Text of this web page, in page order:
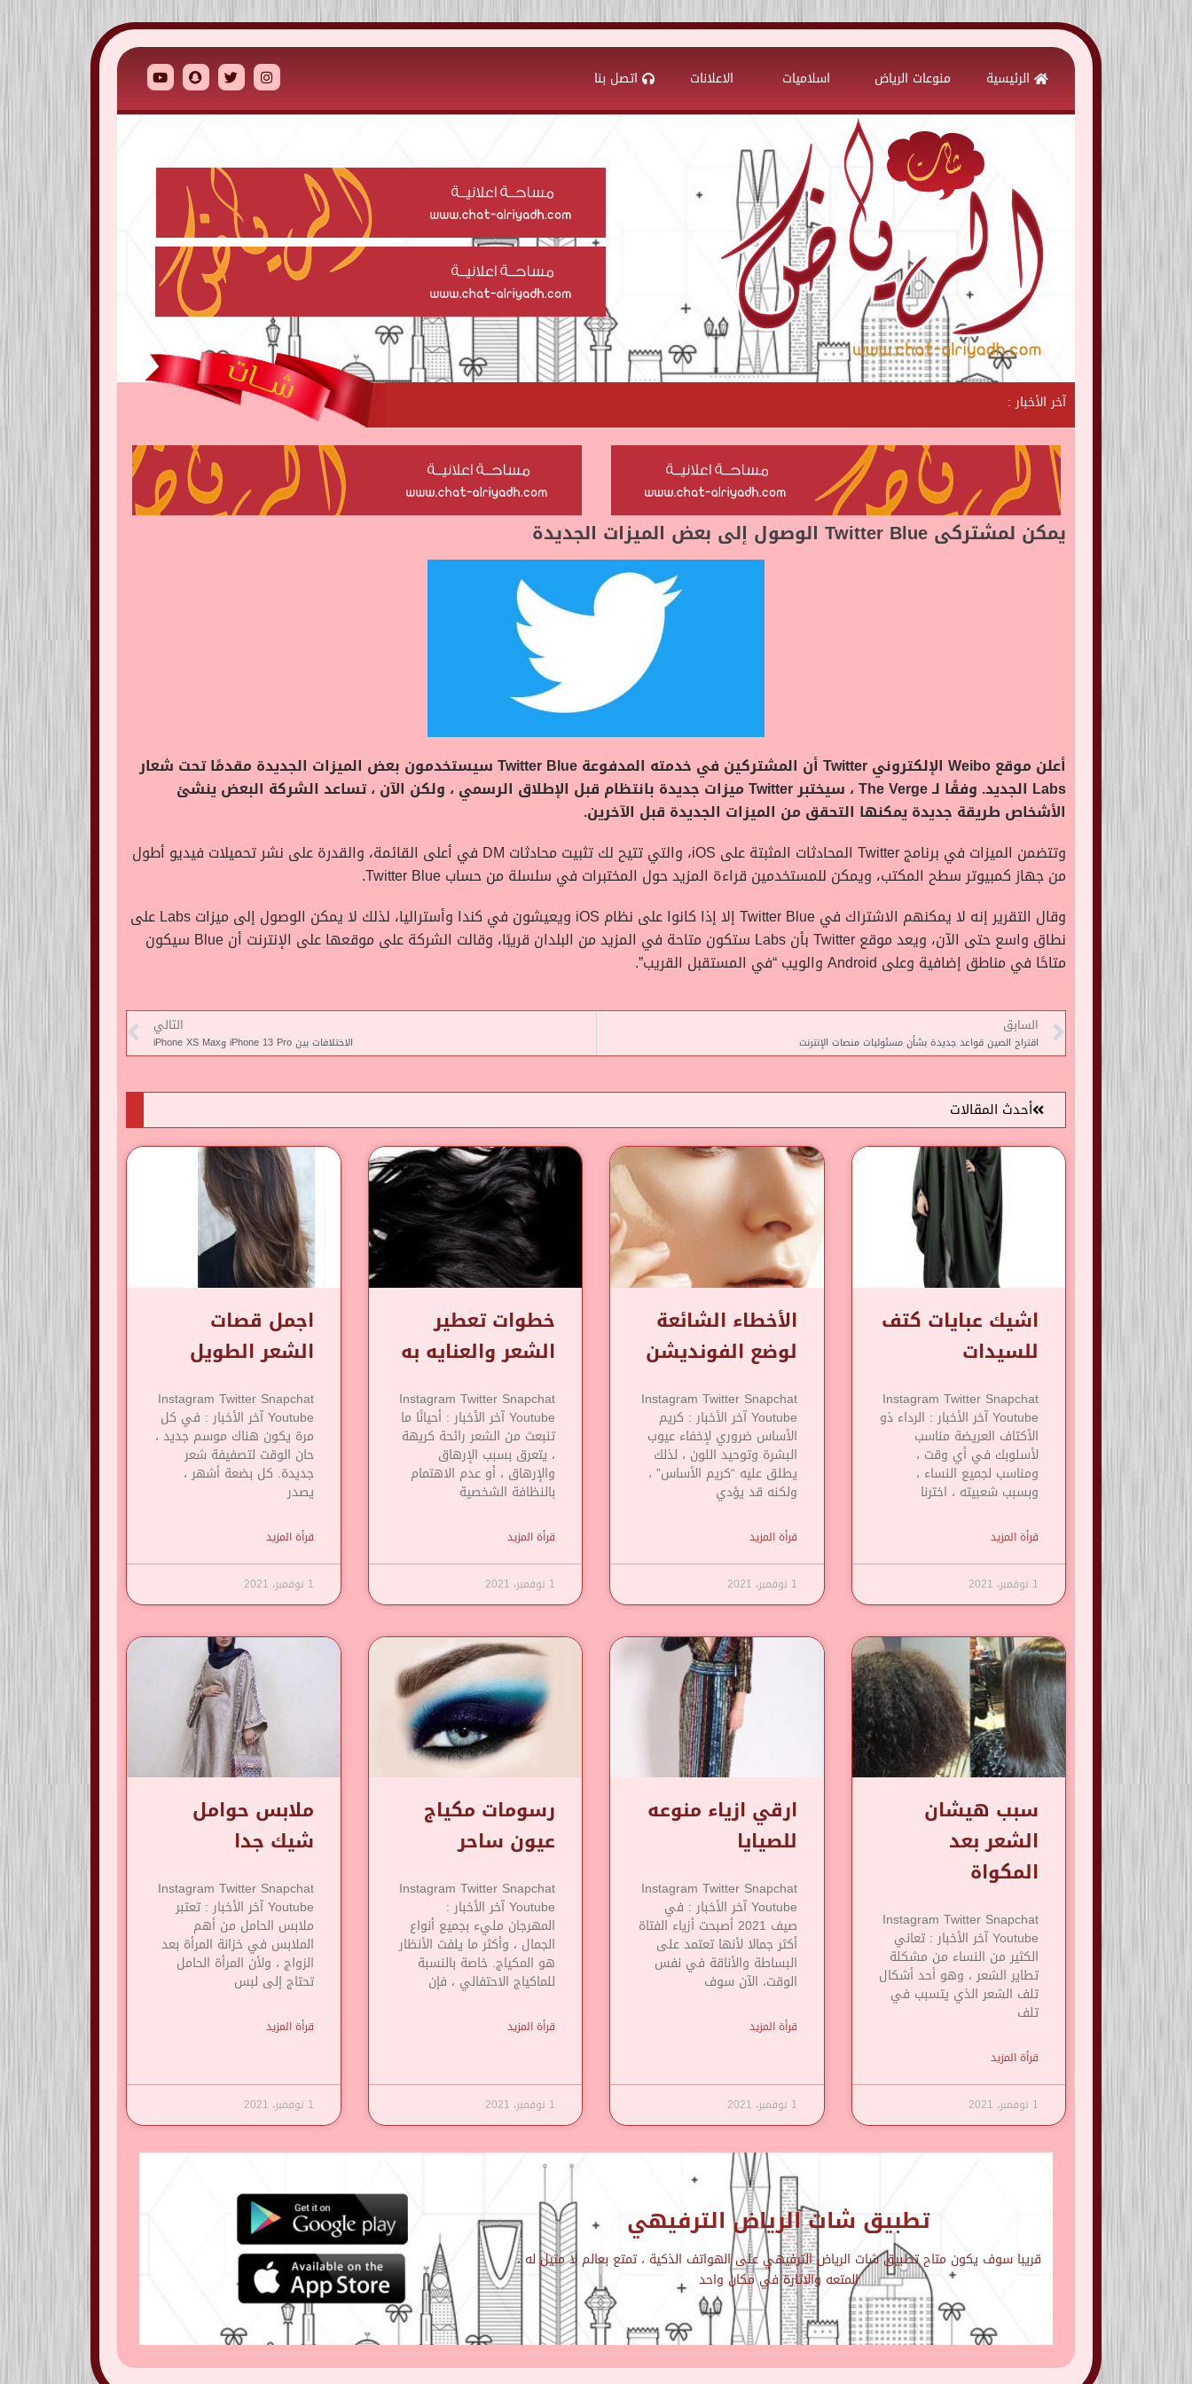
الرئيسية منوعات الرياض اسلاميات الاعلانات اتصل بنا
آخر الأخبار :
يمكن لمشتركى Twitter Blue الوصول إلى بعض الميزات الجديدة
أعلن موقع Weibo الإلكتروني Twitter أن المشتركين في خدمته المدفوعة Twitter Blue سيستخدمون بعض الميزات الجديدة مقدمًا تحت شعار
Labs الجديد. وفقًا لـ The Verge ، سيختبر Twitter ميزات جديدة بانتظام قبل الإطلاق الرسمي ، ولكن الآن ، تساعد الشركة البعض ينشئ
الأشخاص طريقة جديدة يمكنها التحقق من الميزات الجديدة قبل الآخرين.
وتتضمن الميزات في برنامج Twitter المحادثات المثبتة على iOS، والتي تتيح لك تثبيت محادثات DM في أعلى القائمة، والقدرة على نشر تحميلات فيديو أطول
من جهاز كمبيوتر سطح المكتب، ويمكن للمستخدمين قراءة المزيد حول المختبرات في سلسلة من حساب Twitter Blue.
وقال التقرير إنه لا يمكنهم الاشتراك في Twitter Blue إلا إذا كانوا على نظام iOS ويعيشون في كندا وأستراليا، لذلك لا يمكن الوصول إلى ميزات Labs على
نطاق واسع حتى الآن، ويعد موقع Twitter بأن Labs ستكون متاحة في المزيد من البلدان قريبًا، وقالت الشركة على موقعها على الإنترنت أن Blue سيكون
متاحًا في مناطق إضافية وعلى Android والويب “في المستقبل القريب”.
السابق
اقتراح الصين قواعد جديدة بشأن مسئوليات منصات الإنترنت
التالي
الاختلافات بين iPhone 13 Pro وiPhone XS Max
أحدث المقالات
اشيك عبايات كتف
للسيدات
Instagram Twitter Snapchat
Youtube آخر الأخبار : الرداء ذو
​​الأكتاف العريضة مناسب
لأسلوبك في أي وقت ،
ومناسب لجميع النساء ،
وبسبب شعبيته ، اخترنا
قرأة المزيد
1 نوفمبر، 2021
الأخطاء الشائعة
لوضع الفونديشن
Instagram Twitter Snapchat
Youtube آخر الأخبار : كريم
الأساس ضروري لإخفاء عيوب
البشرة وتوحيد اللون ، لذلك
يطلق عليه “كريم الأساس” ،
ولكنه قد يؤدي
قرأة المزيد
1 نوفمبر، 2021
خطوات تعطير
الشعر والعنايه به
Instagram Twitter Snapchat
Youtube آخر الأخبار : أحيانًا ما
تنبعث من الشعر رائحة كريهة
، يتعرق بسبب الإرهاق
والإرهاق ، أو عدم الاهتمام
بالنظافة الشخصية
قرأة المزيد
1 نوفمبر، 2021
اجمل قصات
الشعر الطويل
Instagram Twitter Snapchat
Youtube آخر الأخبار : في كل
مرة يكون هناك موسم جديد ،
حان الوقت لتصفيفة شعر
جديدة. كل بضعة أشهر ،
يصدر
قرأة المزيد
1 نوفمبر، 2021
سبب هيشان
الشعر بعد
المكواة
Instagram Twitter Snapchat
Youtube آخر الأخبار : تعاني
الكثير من النساء من مشكلة
تطاير الشعر ، وهو أحد أشكال
تلف الشعر الذي يتسبب في
تلف
قرأة المزيد
1 نوفمبر، 2021
ارقي ازياء منوعه
للصيايا
Instagram Twitter Snapchat
Youtube آخر الأخبار : في
صيف 2021 أصبحت أزياء الفتاة
أكثر جمالا لأنها تعتمد على
البساطة والأناقة في نفس
الوقت، الآن سوف
قرأة المزيد
1 نوفمبر، 2021
رسومات مكياج
عيون ساحر
Instagram Twitter Snapchat
Youtube آخر الأخبار :
المهرجان مليء بجميع أنواع
الجمال ، وأكثر ما يلفت الأنظار
هو المكياج. خاصة بالنسبة
للماكياج الاحتفالي ، فإن
قرأة المزيد
1 نوفمبر، 2021
ملابس حوامل
شيك جدا
Instagram Twitter Snapchat
Youtube آخر الأخبار : تعتبر
ملابس الحامل من أهم
الملابس في خزانة المرأة بعد
الزواج ، ولأن المرأة الحامل
تحتاج إلى لبس
قرأة المزيد
1 نوفمبر، 2021
تطبيق شات الرياض الترفيهي
قريبا سوف يكون متاح تطبيق شات الرياض الترفيهي على الهواتف الذكية ، تمتع بعالم لا مثيل له ،
المتعه والاثارة في مكان واحد